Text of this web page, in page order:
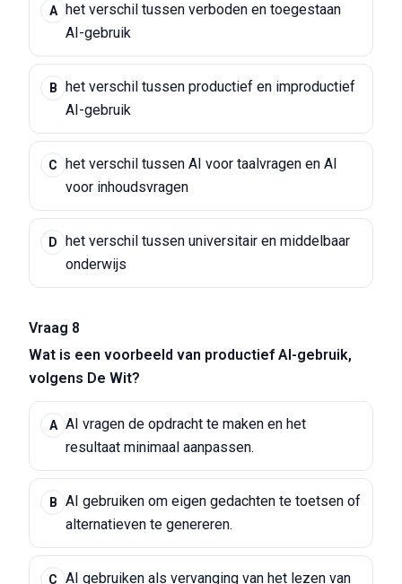
A het verschil tussen verboden en toegestaan
AI-gebruik
B
het verschil tussen productief en improductief
AI-gebruik
C
het verschil tussen AI voor taalvragen en AI
voor inhoudsvragen
D
het verschil tussen universitair en middelbaar
onderwijs
Vraag 8
Wat is een voorbeeld van productief AI-gebruik,
volgens De Wit?
A AI vragen de opdracht te maken en het
resultaat minimaal aanpassen.
B
AI gebruiken om eigen gedachten te toetsen of
alternatieven te genereren.
C AI gebruiken als vervanging van het lezen van